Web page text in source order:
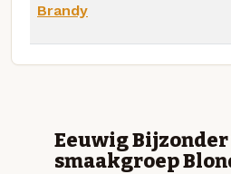
Brandy
Eeuwig
smaakgroep